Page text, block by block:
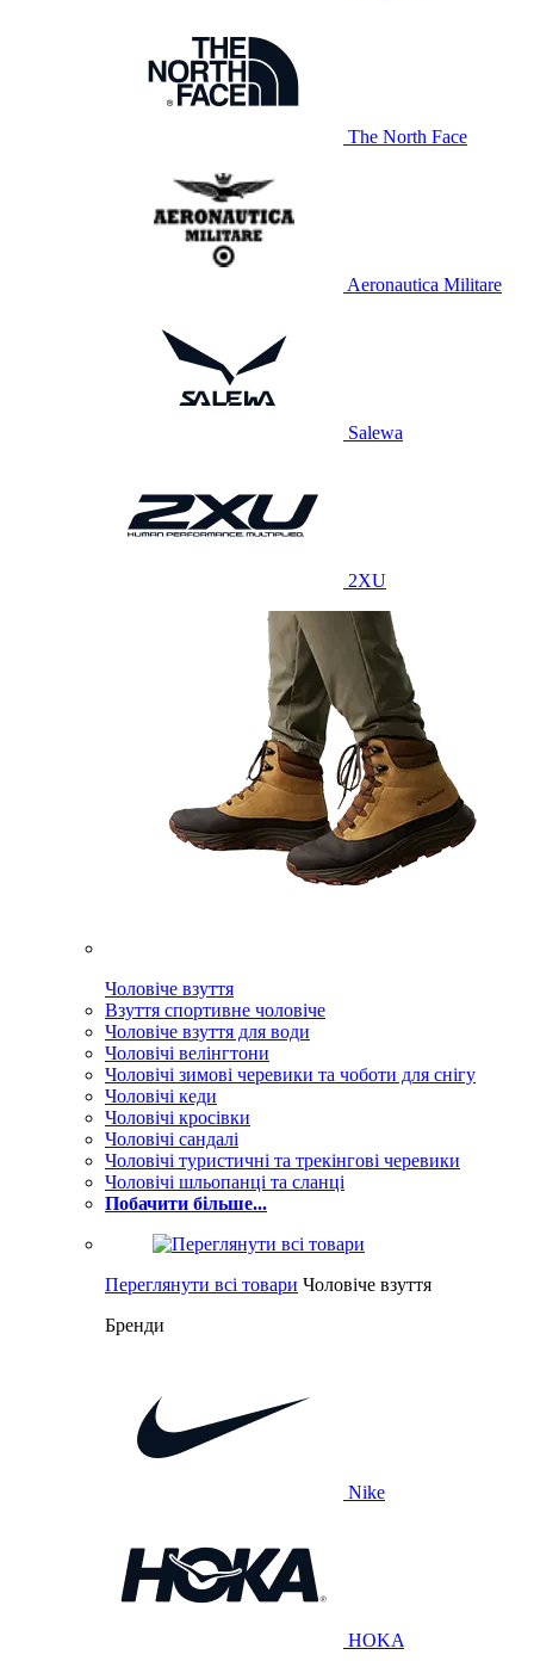
The North Face
Aeronautica Militare
Salewa
2XU
Чоловіче взуття
Взуття спортивне чоловіче
Чоловіче взуття для води
Чоловічі велінгтони
Чоловічі зимові черевики та чоботи для снігу
Чоловічі кеди
Чоловічі кросівки
Чоловічі сандалі
Чоловічі туристичні та трекінгові черевики
Чоловічі шльопанці та сланці
Побачити більше...
Переглянути всі товари Чоловіче взуття
Бренди
Nike
HOKA